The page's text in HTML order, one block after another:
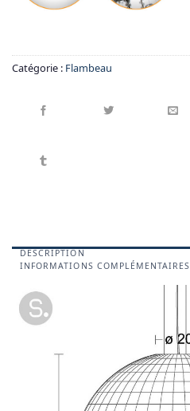
Catégorie : Flambeau
DESCRIPTION
INFORMATIONS COMPLÉMENTAIRES